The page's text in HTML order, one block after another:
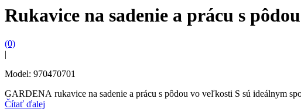
Rukavice na sadenie a prácu s
(0)
|
Model: 970470701
GARDENA rukavice na sadenie a prácu s pôdou vo veľkosti S sú ideálnym
Čítať ďalej